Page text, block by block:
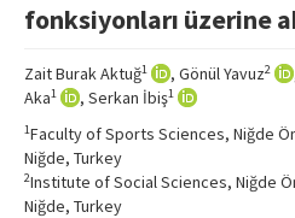
Instructions to Authors
Copyright Transfer Form
Contact Us
fonksiyonları üzerine
Zait Burak Aktuğ1 , Gönül Yavuz2
Aka1 , Serkan İbiş1
1Faculty of Sports Sciences, Niğde
Niğde, Turkey
2Institute of Social Sciences, Niğde
Niğde, Turkey